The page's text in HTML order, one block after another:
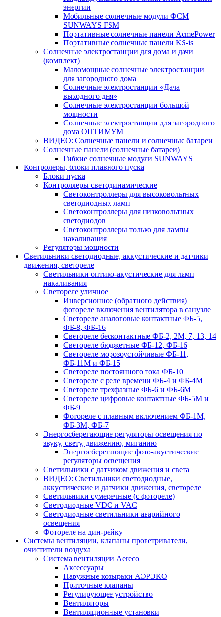
энергии
Мобильные солнечные модули ФСМ
SUNWAYS FSM
Портативные солнечные панели AcmePower
Портативные солнечные панели KS-is
Солнечные электростанции для дома и дачи
(комплект)
Маломощные солнечные электростанции
для загородного дома
Солнечные электростанции «Дача
выходного дня»
Солнечные электростанции большой
мощности
Солнечные электростанции для загородного
дома ОПТИМУМ
ВИДЕО: Солнечные панели и солнечные батареи
Солнечные панели (солнечные батареи)
Гибкие солнечные модули SUNWAYS
Контролеры, блоки плавного пуска
Блоки пуска
Контроллеры светодинамические
Светоконтроллеры для высоковольтных
светодиодных ламп
Светоконтроллеры для низковольтных
светодиодов
Светоконтроллеры только для лампы
накаливания
Регуляторы мощности
Светильники светодиодные, аккустические и датчики
движения, светореле
Светильники оптико-акустические для ламп
накаливания
Светореле уличное
Инверсионное (обратного действия)
фотореле включения вентилятора в санузле
Светореле аналоговые контактные ФБ-5,
ФБ-8, ФБ-16
Светореле бесконтактные ФБ-2, 2М, 7, 13, 14
Светореле бюджетные ФБ-12, ФБ-16
Светореле морозоустойчивые ФБ-11,
ФБ-11М и ФБ-15
Светореле постоянного тока ФБ-10
Светореле с реле времени ФБ-4 и ФБ-4М
Светореле трехфазные ФБ-6 и ФБ-6М
Светореле цифровые контактные ФБ-5М и
ФБ-9
Фотореле с плавным включением ФБ-1М,
ФБ-3М, ФБ-7
Энергосберегающие регуляторы освещения по
звуку, свету, движению, миганию
Энергосберегающие фото-акустические
регуляторы освещения
Светильники с датчиком движения и света
ВИДЕО: Светильники светодиодные,
аккустические и датчики движения, светореле
Светильники сумеречные (с фотореле)
Светодиодные VDC и VAC
Светодиодные светильники аварийного
освещения
Фотореле на дин-рейку
Системы вентиляции, клапаны проветриватели,
очистители воздуха
Система вентиляции Aereco
Аксессуары
Наружные козырьки АЭРЭКО
Приточные клапаны
Регулирующее устройство
Вентиляторы
Вентиляционные установки